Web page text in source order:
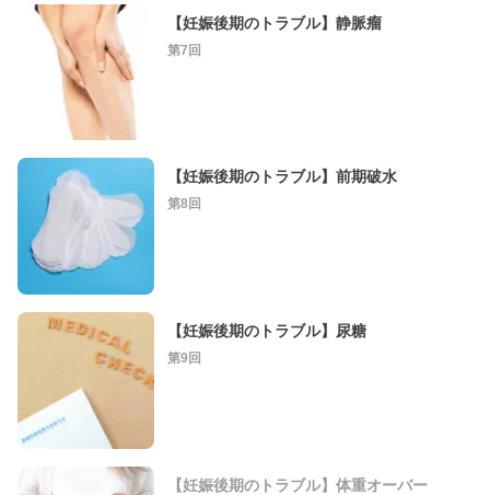
【妊娠後期のトラブル】静脈瘤
第7回
【妊娠後期のトラブル】前期破水
第8回
【妊娠後期のトラブル】尿糖
第9回
【妊娠後期のトラブル】体重オーバー